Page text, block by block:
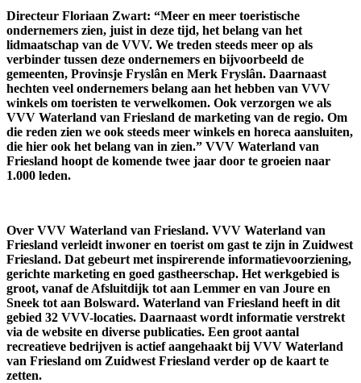
Directeur Floriaan Zwart: “Meer en meer toeristische
ondernemers zien, juist in deze tijd, het belang van het
lidmaatschap van de VVV. We treden steeds meer op als
verbinder tussen deze ondernemers en bijvoorbeeld de
gemeenten, Provinsje Fryslân en Merk Fryslân. Daarnaast
hechten veel ondernemers belang aan het hebben van VVV
winkels om toeristen te verwelkomen. Ook verzorgen we als
VVV Waterland van Friesland de marketing van de regio. Om
die reden zien we ook steeds meer winkels en horeca aansluiten,
die hier ook het belang van in zien.” VVV Waterland van
Friesland hoopt de komende twee jaar door te groeien naar
1.000 leden.
Over VVV Waterland van Friesland. VVV Waterland van
Friesland verleidt inwoner en toerist om gast te zijn in Zuidwest
Friesland. Dat gebeurt met inspirerende informatievoorziening,
gerichte marketing en goed gastheerschap. Het werkgebied is
groot, vanaf de Afsluitdijk tot aan Lemmer en van Joure en
Sneek tot aan Bolsward. Waterland van Friesland heeft in dit
gebied 32 VVV-locaties. Daarnaast wordt informatie verstrekt
via de website en diverse publicaties. Een groot aantal
recreatieve bedrijven is actief aangehaakt bij VVV Waterland
van Friesland om Zuidwest Friesland verder op de kaart te
zetten.